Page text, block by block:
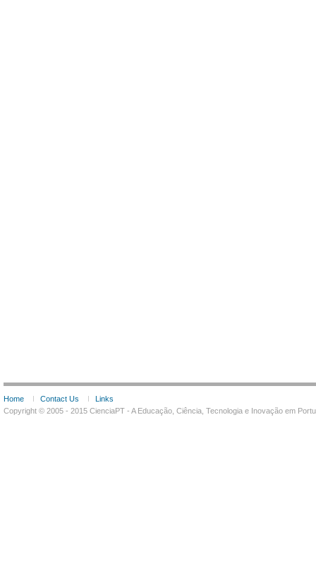
Home Contact Us
Links
Copyright © 2005 - 2015 CienciaPT - A Educação, Ciência, Tecnologia e Inovação em